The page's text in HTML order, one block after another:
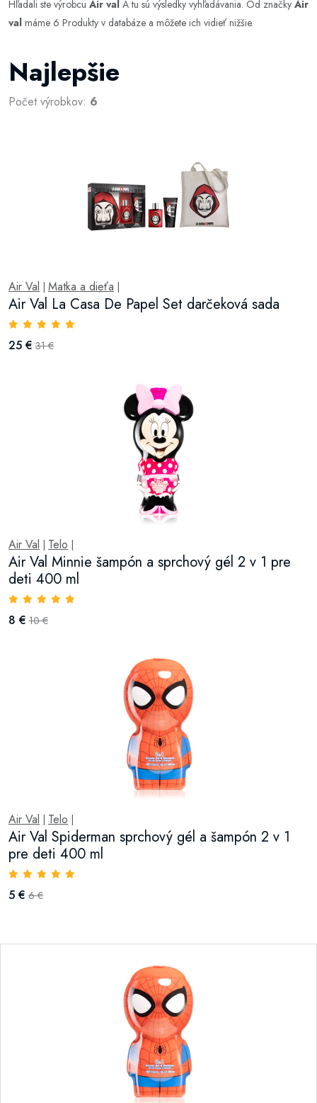
Hľadali ste výrobcu Air val A tu sú výsledky vyhľadávania. Od značky Air
val máme 6 Produkty v databáze a môžete ich vidieť nižšie.
Najlepšie
Počet výrobkov: 6
Air Val Matka a dieťa
Air Val La Casa De Papel Set darčeková sada
25 € 31 €
Air Val Telo
Air Val Minnie šampón a sprchový gél 2 v 1 pre
deti 400 ml
8 € 10 €
Air Val Telo
Air Val Spiderman sprchový gél a šampón 2 v 1
pre deti 400 ml
5 € 6 €